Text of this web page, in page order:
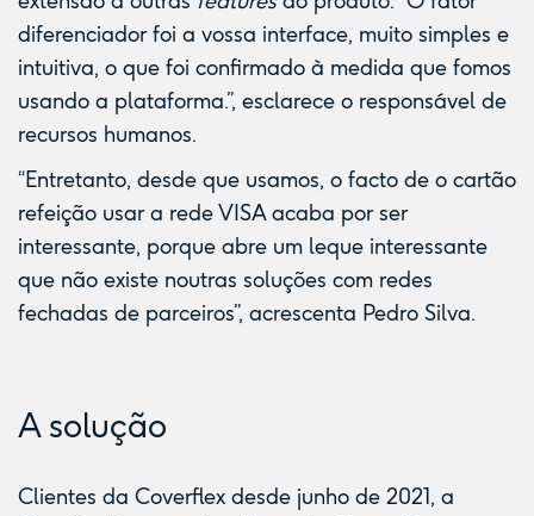
diferenciador foi a vossa interface, muito simples e
intuitiva, o que foi confirmado à medida que fomos
usando a plataforma.”, esclarece o responsável de
recursos humanos.
“Entretanto, desde que usamos, o facto de o cartão
refeição usar a rede VISA acaba por ser
interessante, porque abre um leque interessante
que não existe noutras soluções com redes
fechadas de parceiros”, acrescenta Pedro Silva.
A solução
Clientes da Coverflex desde junho de 2021, a